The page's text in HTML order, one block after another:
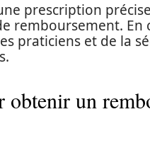
prescription
remboursement. En
praticiens et de la
obtenir un